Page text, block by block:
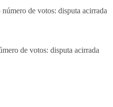
de votos: disputa acirrada